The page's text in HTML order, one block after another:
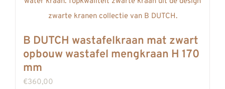
B DUTCH wastafelkraan mat zwart
opbouw wastafel mengkraan H 170
mm
€360,00